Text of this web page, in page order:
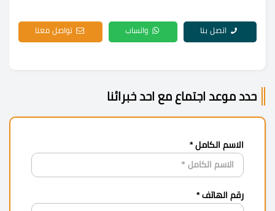
اتصل بنا واتساب تواصل معنا
حدد موعد اجتماع مع احد خبرائنا
الاسم الكامل *
رقم الهاتف *